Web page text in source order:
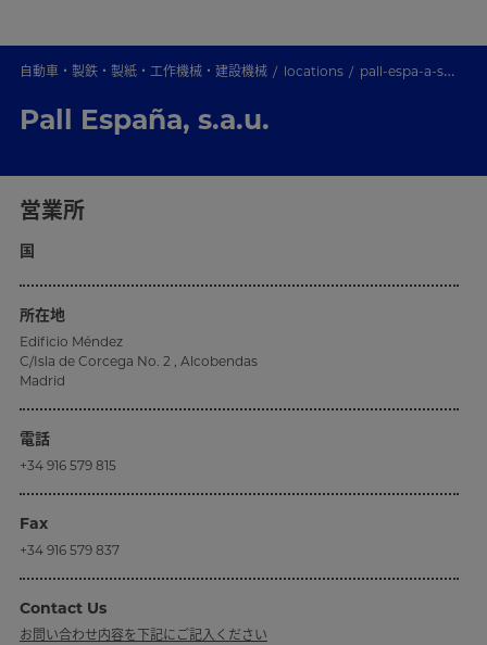
自動車・製鉄・製紙・工作機械・建設機械 locations pall-espa-a-s-a-u-
Pall España, s.a.u.
営業所
国
所在地
Edificio Méndez
C/Isla de Corcega No. 2 , Alcobendas
Madrid
電話
+34 916 579 815
Fax
+34 916 579 837
Contact Us
お問い合わせ内容を下記にご記入ください